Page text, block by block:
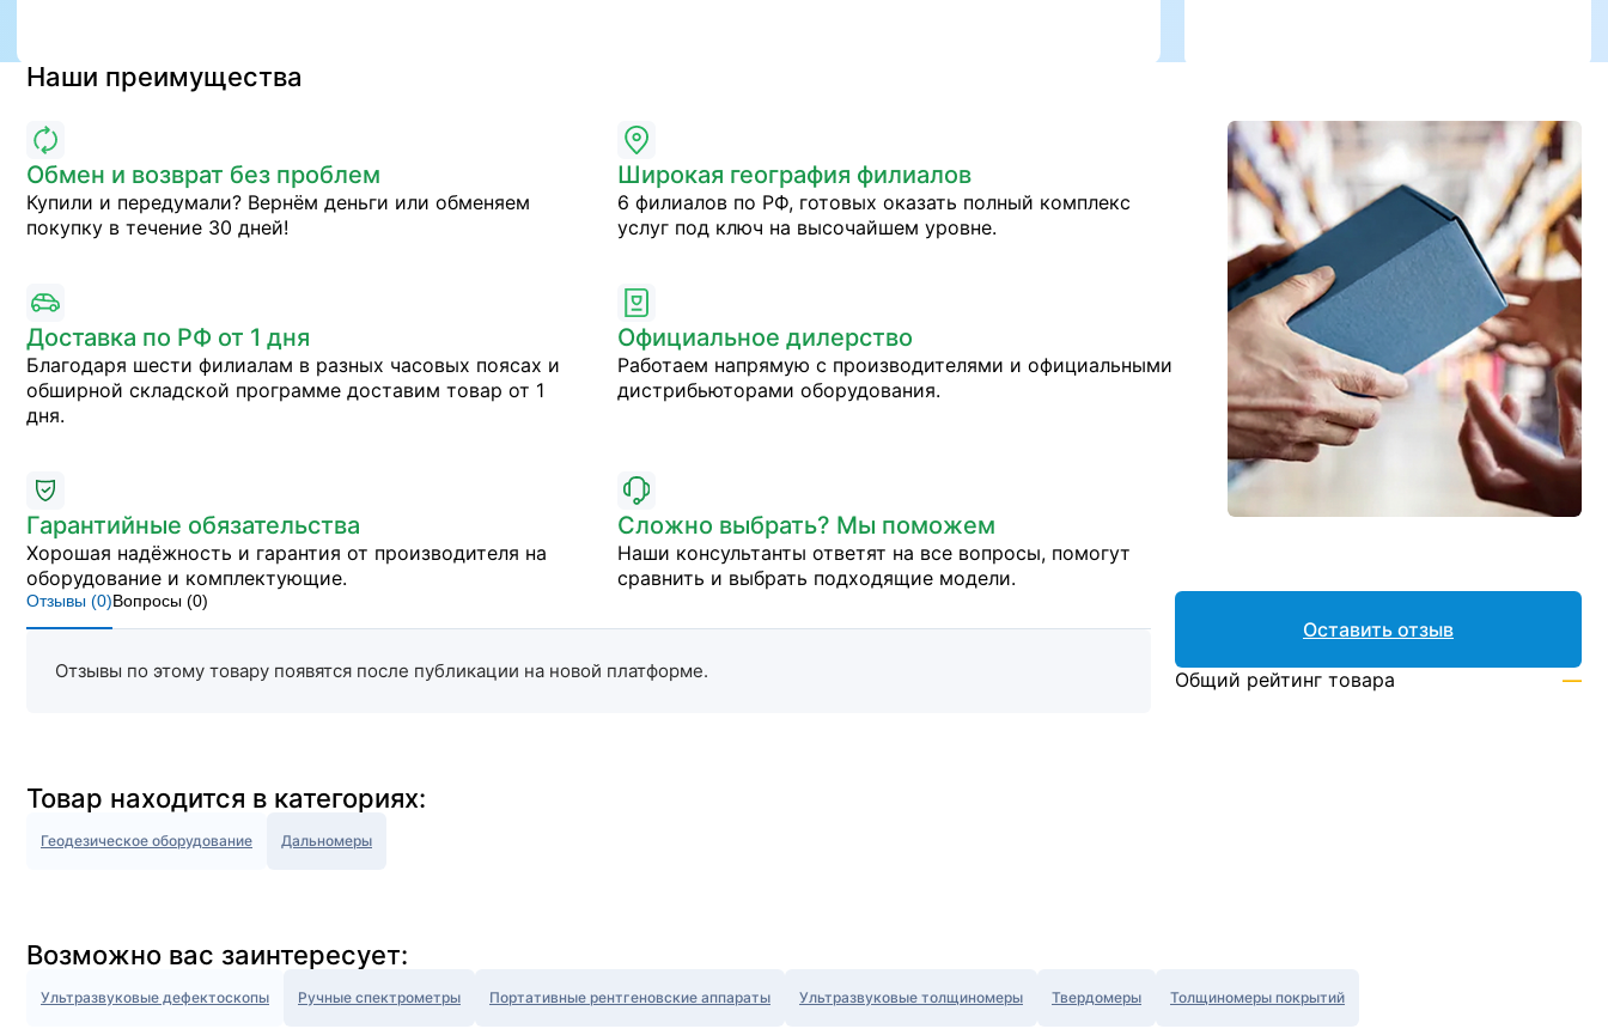
Наши преимущества
Обмен и возврат без проблем
Купили и передумали? Вернём деньги или обменяем
покупку в течение 30 дней!
Широкая география филиалов
6 филиалов по РФ, готовых оказать полный комплекс
услуг под ключ на высочайшем уровне.
Доставка по РФ от 1 дня
Благодаря шести филиалам в разных часовых поясах и
обширной складской программе доставим товар от 1
дня.
Официальное дилерство
Работаем напрямую с производителями и официальными
дистрибьюторами оборудования.
Гарантийные обязательства
Хорошая надёжность и гарантия от производителя на
оборудование и комплектующие.
Сложно выбрать? Мы поможем
Наши консультанты ответят на все вопросы, помогут
сравнить и выбрать подходящие модели.
Отзывы (0)Вопросы (0)
Отзывы по этому товару появятся после публикации на новой платформе.
Оставить отзыв
Общий рейтинг товара —
Товар находится в категориях:
Геодезическое оборудование Дальномеры
Возможно вас заинтересует:
Ультразвуковые дефектоскопы Ручные спектрометры Портативные рентгеновские аппараты Ультразвуковые толщиномеры Твердомеры Толщиномеры покрытий